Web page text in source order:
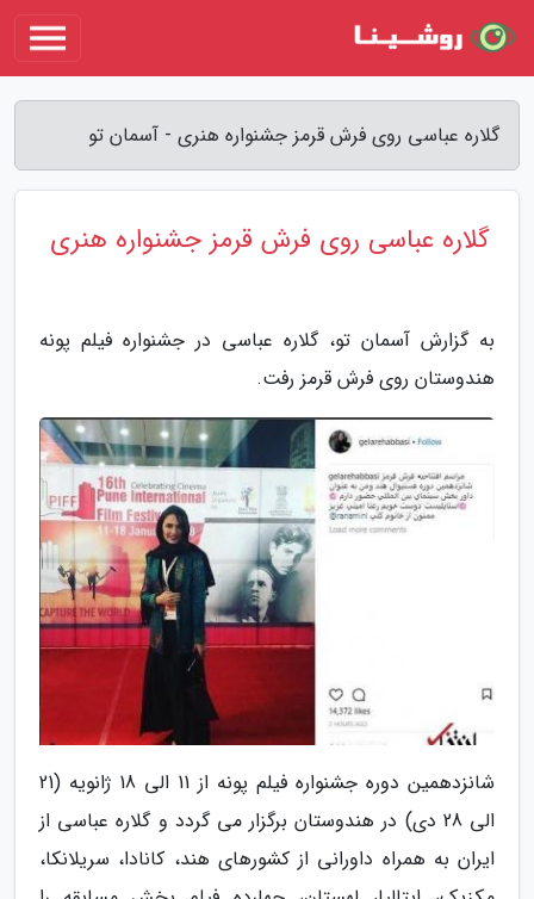
گلاره عباسی روی فرش قرمز جشنواره هنری - آسمان تو
گلاره عباسی روی فرش قرمز جشنواره هنری
به گزارش آسمان تو، گلاره عباسی در جشنواره فیلم پونه
هندوستان روی فرش قرمز رفت.
شانزدهمین دوره جشنواره فیلم پونه از 11 الی 18 ژانویه (21
الی 28 دی) در هندوستان برگزار می گردد و گلاره عباسی از
ایران به همراه داورانی از کشورهای هند، کانادا، سریلانکا،